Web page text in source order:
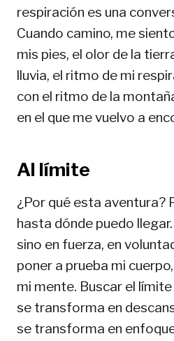
respiración es una
Cuando camino, me
mis pies, el olor de la
lluvia, el ritmo de mi
con el ritmo de la
en el que me vuelvo a
Al límite
¿Por qué esta aventura?
hasta dónde puedo
sino en fuerza, en
poner a prueba mi
mi mente. Buscar el
se transforma en
se transforma en